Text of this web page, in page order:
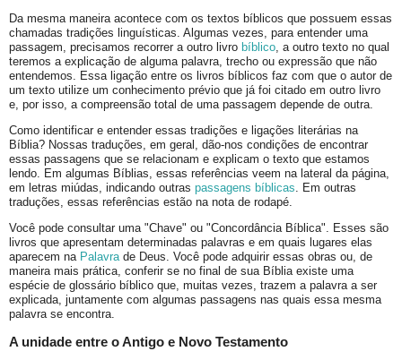
Da mesma maneira acontece com os textos bíblicos que possuem essas
chamadas tradições linguísticas. Algumas vezes, para entender uma
passagem, precisamos recorrer a outro livro bíblico , a outro texto no qual
teremos a explicação de alguma palavra, trecho ou expressão que não
entendemos. Essa ligação entre os livros bíblicos faz com que o autor de
um texto utilize um conhecimento prévio que já foi citado em outro livro
e, por isso, a compreensão total de uma passagem depende de outra.
Como identificar e entender essas tradições e ligações literárias na
Bíblia? Nossas traduções, em geral, dão-nos condições de encontrar
essas passagens que se relacionam e explicam o texto que estamos
lendo. Em algumas Bíblias, essas referências veem na lateral da página,
em letras miúdas, indicando outras passagens bíblicas . Em outras
traduções, essas referências estão na nota de rodapé.
Você pode consultar uma "Chave" ou "Concordância Bíblica". Esses são
livros que apresentam determinadas palavras e em quais lugares elas
aparecem na Palavra de Deus. Você pode adquirir essas obras ou, de
maneira mais prática, conferir se no final de sua Bíblia existe uma
espécie de glossário bíblico que, muitas vezes, trazem a palavra a ser
explicada, juntamente com algumas passagens nas quais essa mesma
palavra se encontra.
A unidade entre o Antigo e Novo Testamento